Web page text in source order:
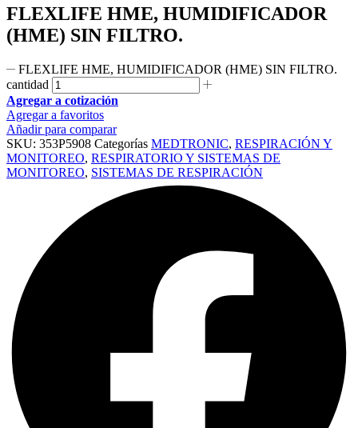
FLEXLIFE HME, HUMIDIFICADOR
(HME) SIN FILTRO.
FLEXLIFE HME, HUMIDIFICADOR (HME) SIN FILTRO.
cantidad
Agregar a cotización
Agregar a favoritos
Añadir para comparar
SKU: 353P5908 Categorías MEDTRONIC, RESPIRACIÓN Y
MONITOREO, RESPIRATORIO Y SISTEMAS DE
MONITOREO, SISTEMAS DE RESPIRACIÓN